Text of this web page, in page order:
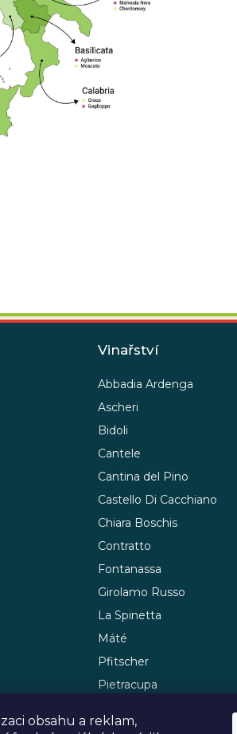
obsahu a reklam,
Vinařství
Abbadia Ardenga
Ascheri
Bidoli
Cantele
Cantina del Pino
Castello Di Cacchiano
Chiara Boschis
Contratto
Fontanassa
Girolamo Russo
La Spinetta
Máté
Pfitscher
Pietracupa
Sturm